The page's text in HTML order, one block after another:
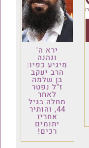
ירא ה'
ונהנה
מיגיע כפיו:
הרב יעקב
בן שלמה
ז"ל נפטר
לאחר
מחלה בגיל
44, והותיר
אחריו
יתומים
רכים!